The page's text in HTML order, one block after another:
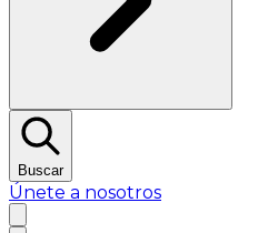
Buscar
Únete a nosotros